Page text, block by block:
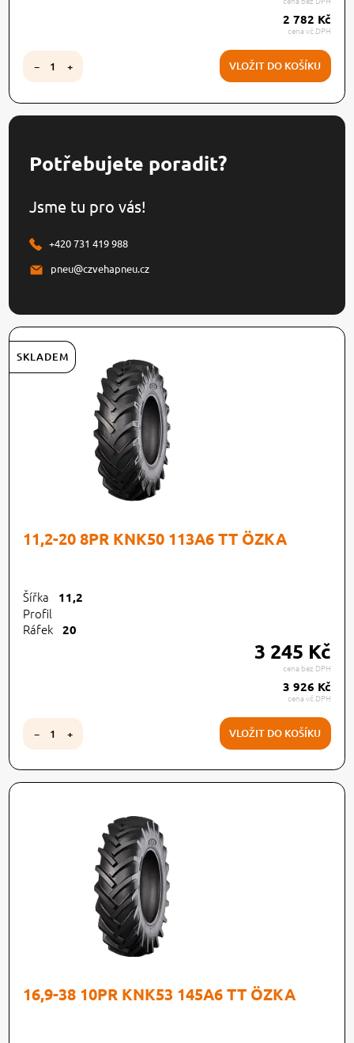
2 782 Kč
cena vč.DPH
− + VLOŽIT DO KOŠÍKU
Potřebujete poradit?
Jsme tu pro vás!
+420 731 419 988
pneu@czvehapneu.cz
SKLADEM
11,2-20 8PR KNK50 113A6 TT ÖZKA
Šířka 11,2
Profil
Ráfek 20
3 245 Kč
cena bez DPH
3 926 Kč
cena vč.DPH
− + VLOŽIT DO KOŠÍKU
16,9-38 10PR KNK53 145A6 TT ÖZKA